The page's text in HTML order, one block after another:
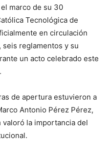
marco de su 30
Tecnológica de
en circulación
reglamentos y su
un acto celebrado este
de apertura estuvieron a
Antonio Pérez Pérez,
valoró la importancia del